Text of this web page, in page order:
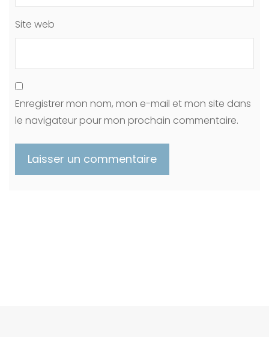
Site web
Enregistrer mon nom, mon e-mail et mon site dans
le navigateur pour mon prochain commentaire.